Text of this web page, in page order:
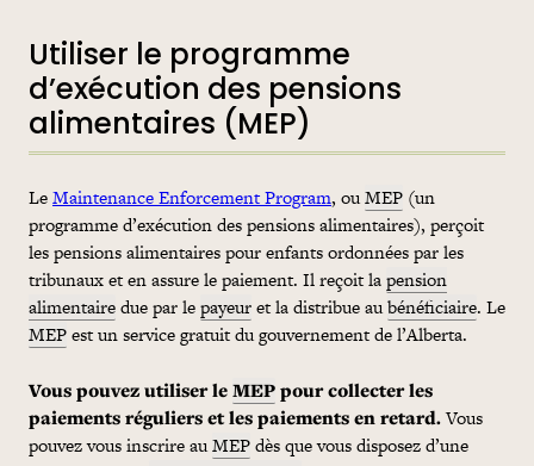
Utiliser le programme
d’exécution des pensions
alimentaires (MEP)
LeMaintenance Enforcement Program, ouMEP (un
programme d’exécution des pensions alimentaires), perçoit
les pensions alimentaires pour enfants ordonnées par les
tribunaux et en assure le paiement. Il reçoit lapension
alimentairedue par lepayeuret la distribue aubénéficiaire. Le
MEPest un service gratuit du gouvernement de l’Alberta.
Vous pouvez utiliser leMEPpour collecter les
paiements réguliers et les paiements en retard.Vous
pouvez vous inscrire auMEPdès que vous disposez d’une